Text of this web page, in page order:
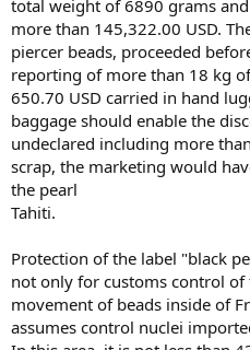
total weight of 6890 grams
more than 145,322.00 USD.
piercer beads, proceeded
reporting of more than 18 kg
650.70 USD carried in hand
baggage should enable the
undeclared including more
scrap, the marketing would
the pearl
Tahiti.
Protection of the label "black
not only for customs control
movement of beads inside of
assumes control nuclei